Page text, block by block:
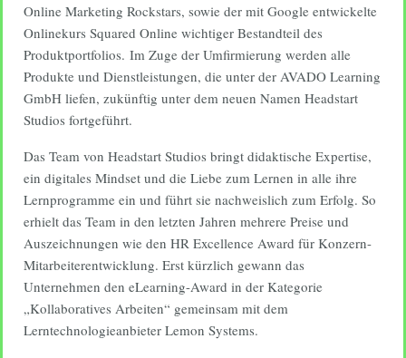
Online Marketing Rockstars, sowie der mit Google entwickelte
Onlinekurs Squared Online wichtiger Bestandteil des
Produktportfolios. Im Zuge der Umfirmierung werden alle
Produkte und Dienstleistungen, die unter der AVADO Learning
GmbH liefen, zukünftig unter dem neuen Namen Headstart
Studios fortgeführt.
Das Team von Headstart Studios bringt didaktische Expertise,
ein digitales Mindset und die Liebe zum Lernen in alle ihre
Lernprogramme ein und führt sie nachweislich zum Erfolg. So
erhielt das Team in den letzten Jahren mehrere Preise und
Auszeichnungen wie den HR Excellence Award für Konzern-
Mitarbeiterentwicklung. Erst kürzlich gewann das
Unternehmen den eLearning-Award in der Kategorie
„Kollaboratives Arbeiten“ gemeinsam mit dem
Lerntechnologieanbieter Lemon Systems.